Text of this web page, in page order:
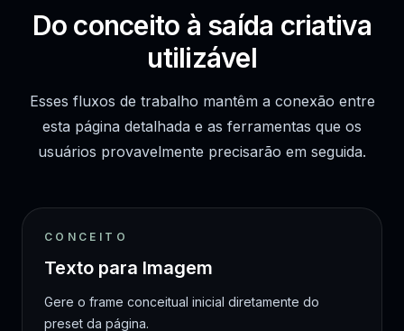
Do conceito à saída criativa
utilizável
Esses fluxos de trabalho mantêm a conexão entre
esta página detalhada e as ferramentas que os
usuários provavelmente precisarão em seguida.
CONCEITO
Texto para Imagem
Gere o frame conceitual inicial diretamente do
preset da página.